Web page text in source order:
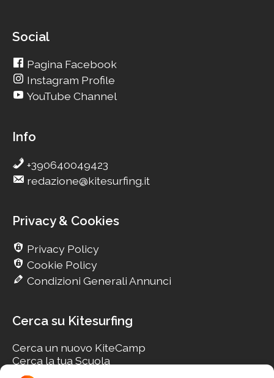
Social
Pagina Facebook
Instagram Profile
YouTube Channel
Info
+390640049423
redazione@kitesurfing.it
Privacy & Cookies
Privacy Policy
Cookie Policy
Condizioni Generali Annunci
Cerca su Kitesurfing
Cerca un nuovo KiteCamp
Cerca la tua Scuola
Cerca il tuo KiteSpot